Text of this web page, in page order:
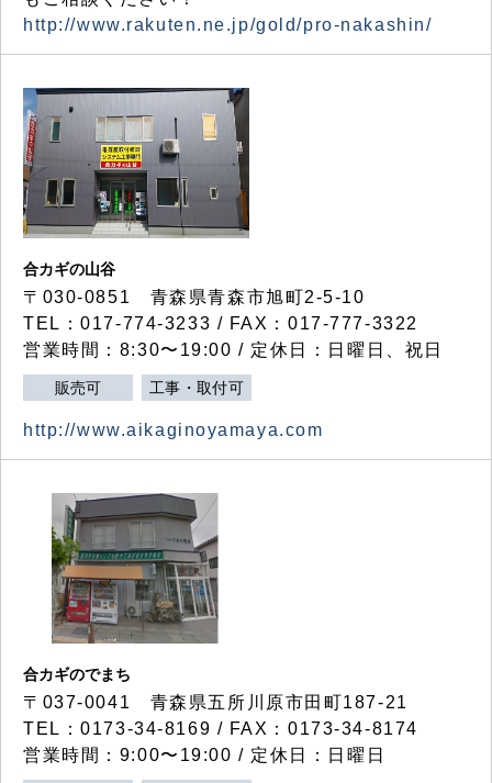
http://www.rakuten.ne.jp/gold/pro-nakashin/
合カギの山谷
〒030-0851 青森県青森市旭町2-5-10
TEL：017-774-3233 / FAX：017-777-3322
営業時間：8:30〜19:00 / 定休日：日曜日、祝日
販売可 工事・取付可
http://www.aikaginoyamaya.com
合カギのでまち
〒037-0041 青森県五所川原市田町187-21
TEL：0173-34-8169 / FAX：0173-34-8174
営業時間：9:00〜19:00 / 定休日：日曜日